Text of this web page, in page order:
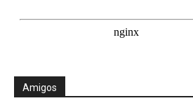
Amigos